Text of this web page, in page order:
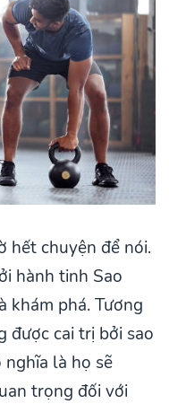
hết chuyện để nói.
hành tinh Sao
khám phá. Tương
được cai trị bởi sao
nghĩa là họ sẽ
trọng đối với